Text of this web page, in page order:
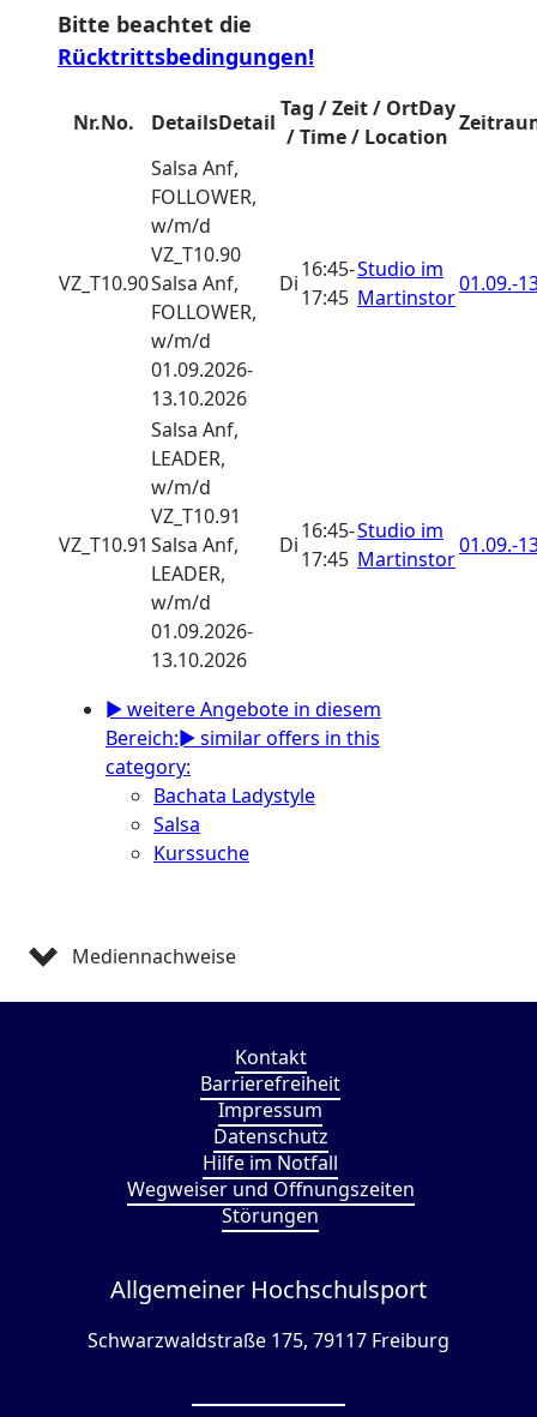
Bitte beachtet die
Rücktrittsbedingungen!
Nr.No. DetailsDetail
Tag / Zeit / OrtDay
/ Time / Location
VZ_T10.90
Salsa Anf,
FOLLOWER,
w/m/d
VZ_T10.90
Salsa Anf,
FOLLOWER,
w/m/d
01.09.2026-
13.10.2026
Di
16:45-
17:45
Studio im
Martinstor
01.09.-
VZ_T10.91
Salsa Anf,
LEADER,
w/m/d
VZ_T10.91
Salsa Anf,
LEADER,
w/m/d
01.09.2026-
13.10.2026
Di
16:45-
17:45
Studio im
Martinstor
01.09.-
► weitere Angebote in diesem
Bereich:► similar offers in this
category:
Bachata Ladystyle
Salsa
Kurssuche
Mediennachweise
Kontakt
Barrierefreiheit
Impressum
Datenschutz
Hilfe im Notfall
Wegweiser und Öffnungszeiten
Störungen
Allgemeiner Hochschulsport
Schwarzwaldstraße 175, 79117 Freiburg